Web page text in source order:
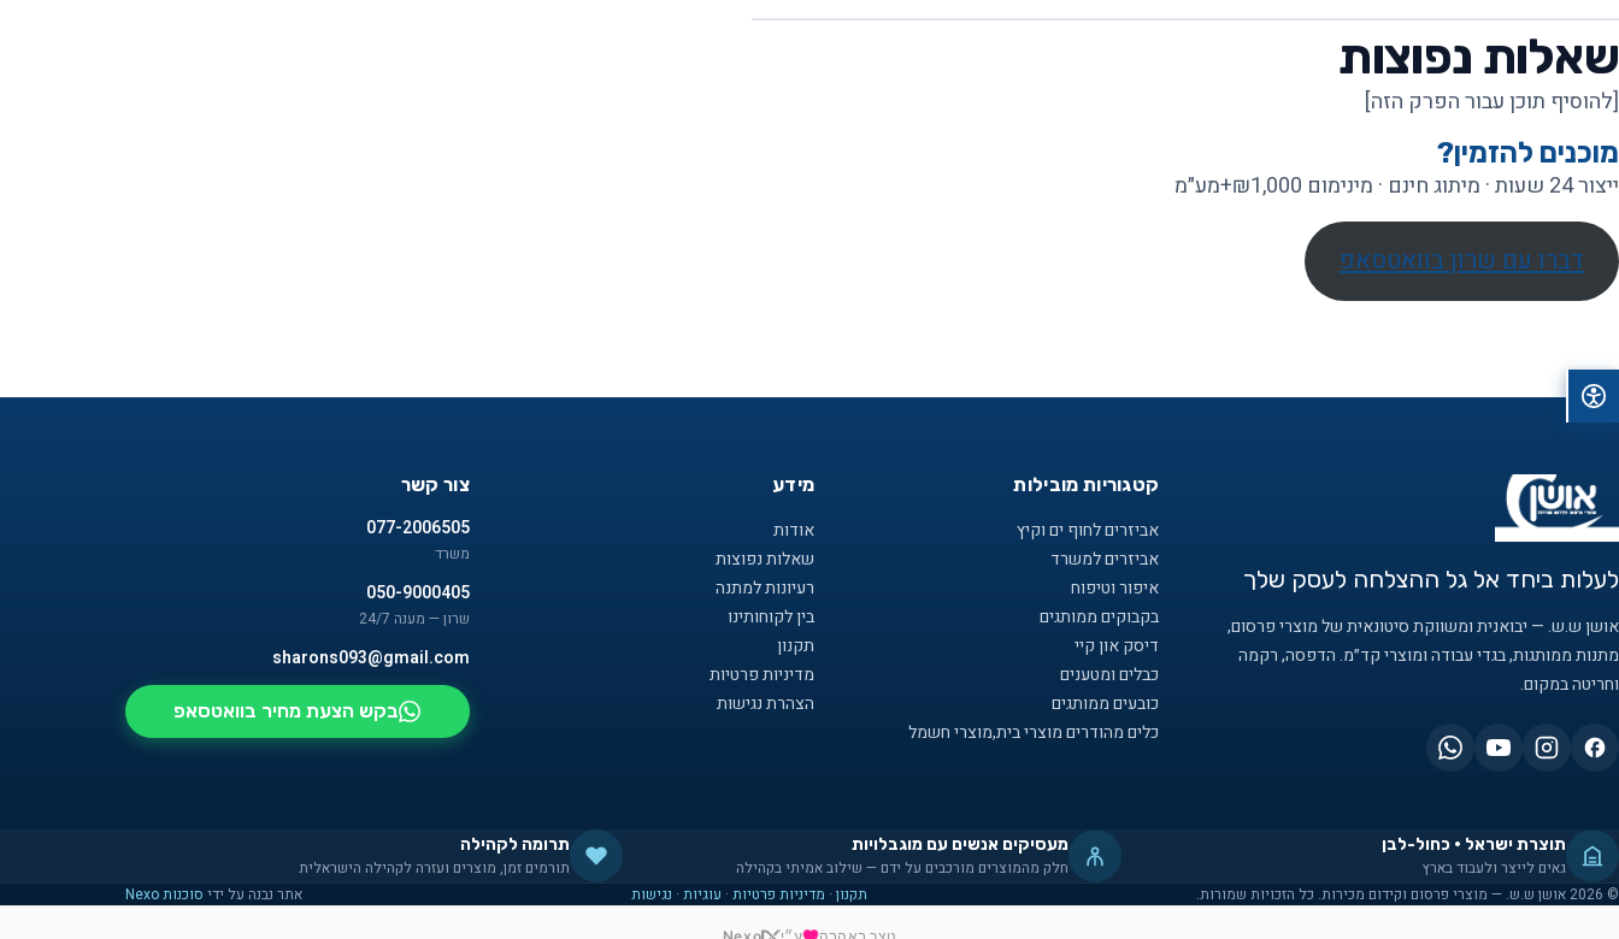
שאלות נפוצות
[להוסיף תוכן עבור הפרק הזה]
מוכנים להזמין?
ייצור 24 שעות · מיתוג חינם · מינימום ₪1,000+מע״מ
דברו עם שרון בוואטסאפ
לעלות ביחד אל גל ההצלחה לעסק שלך
אושן ש.ש. — יבואנית ומשווקת סיטונאית של מוצרי פרסום,
מתנות ממותגות, בגדי עבודה ומוצרי קד״מ. הדפסה, רקמה
וחריטה במקום.
קטגוריות מובילות
אביזרים לחוף ים וקיץ
אביזרים למשרד
איפור וטיפוח
בקבוקים ממותגים
דיסק און קיי
כבלים ומטענים
כובעים ממותגים
כלים מהודרים מוצרי בית,מוצרי חשמל
מידע
אודות
שאלות נפוצות
רעיונות למתנה
בין לקוחותינו
תקנון
מדיניות פרטיות
הצהרת נגישות
צור קשר
077-2006505
משרד
050-9000405
שרון — מענה 24/7
sharons093@gmail.com
בקש הצעת מחיר בוואטסאפ
תוצרת ישראל · כחול-לבן
גאים לייצר ולעבוד בארץ
מעסיקים אנשים עם מוגבלויות
חלק מהמוצרים מורכבים על ידם — שילוב אמיתי בקהילה
תרומה לקהילה
תורמים זמן, מוצרים ועזרה לקהילה הישראלית
© 2026 אושן ש.ש. — מוצרי פרסום וקידום מכירות. כל הזכויות שמורות.
תקנון · מדיניות פרטיות · עוגיות · נגישות אתר נבנה על ידי סוכנות Nexo